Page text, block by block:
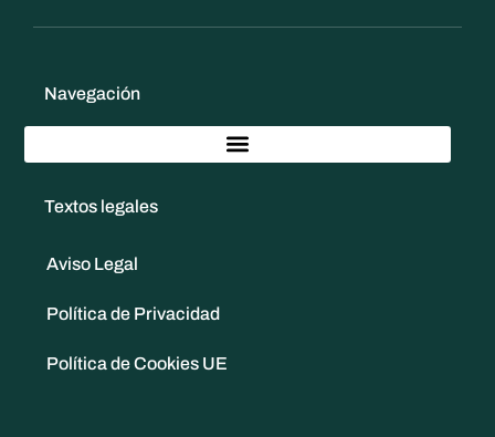
Navegación
Textos legales
Aviso Legal
Política de Privacidad
Política de Cookies UE